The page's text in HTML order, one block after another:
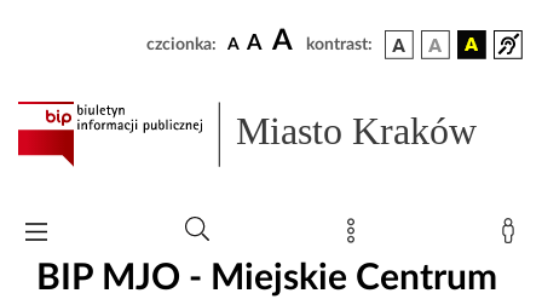
czcionka: A A A kontrast:
Miasto Kraków
BIP MJO - Miejskie Centrum